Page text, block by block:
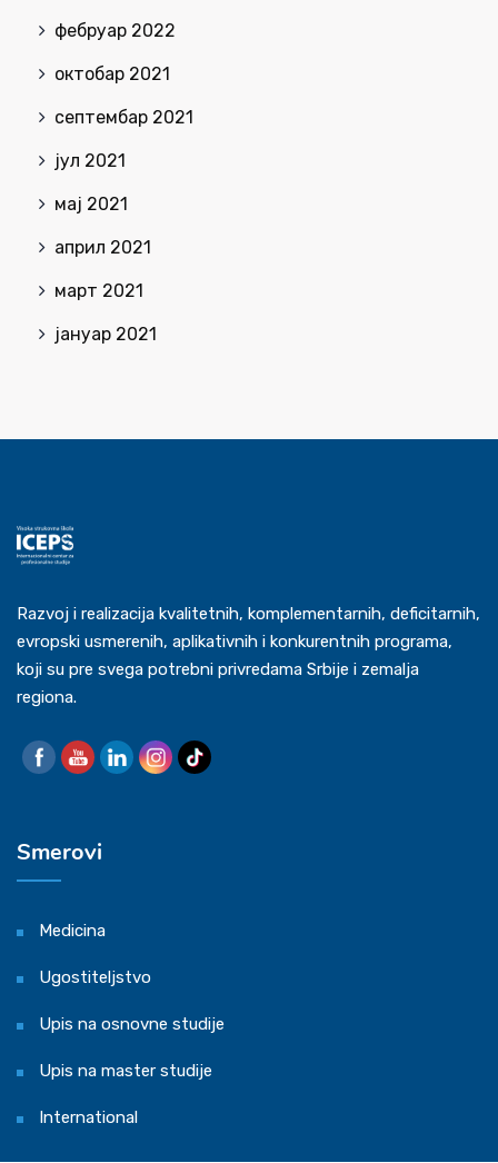
фебруар 2022
октобар 2021
септембар 2021
јул 2021
мај 2021
април 2021
март 2021
јануар 2021
Razvoj i realizacija kvalitetnih, komplementarnih, deficitarnih,
evropski usmerenih, aplikativnih i konkurentnih programa,
koji su pre svega potrebni privredama Srbije i zemalja
regiona.
Smerovi
Medicina
Ugostiteljstvo
Upis na osnovne studije
Upis na master studije
International